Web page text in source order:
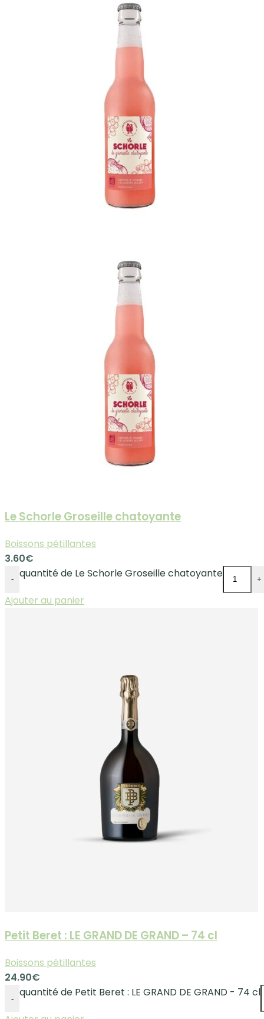
Le Schorle Groseille chatoyante
Boissons pétillantes
3.60€
- quantité de Le Schorle Groseille chatoyante +
Ajouter au panier
Petit Beret : LE GRAND DE GRAND – 74 cl
Boissons pétillantes
24.90€
-
quantité de Petit Beret : LE GRAND DE GRAND - 74 cl